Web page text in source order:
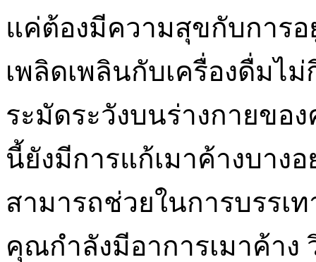
แค่ต้องมีความสุขกับการ
เพลิดเพลินกับเครื่องดื่มไ
ระมัดระวังบนร่างกายขอ
นี้ยังมีการแก้เมาค้างบาง
สามารถช่วยในการบรรเ
คุณกำลังมีอาการเมาค้าง